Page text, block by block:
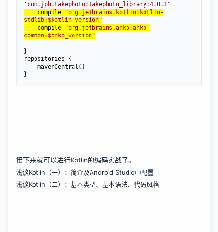
' com.jph.takephoto:takephoto_library:4.0.3 '
    compile
"org.jetbrains.kotlin:kotlin-
stdlib:$kotlin_version"
    compile
"org.jetbrains.anko:anko-
common:$anko_version"
}
repositories {
}
接下来就可以进行Kotlin的编码实战了。
浅谈Kotlin（一）：简介及Android Studio中配置
浅谈Kotlin（二）：基本类型、基本语法、代码风格